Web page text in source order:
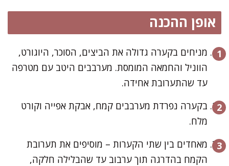
אופן ההכנה
מניחים בקערה גדולה את הביצים, הסוכר, היוגורט,
הווניל והחמאה המומסת. מערבבים היטב עם מטרפה
עד שהתערובת אחידה.
בקערה נפרדת מערבבים קמח, אבקת אפייה וקורט
מלח.
מאחדים בין שתי הקערות – מוסיפים את תערובת
הקמח בהדרגה תוך ערבוב עד שהבלילה חלקה,